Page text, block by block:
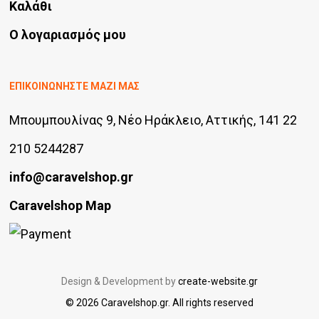
Καλάθι
Ο λογαριασμός μου
ΕΠΙΚΟΙΝΩΝΗΣΤΕ ΜΑΖΙ ΜΑΣ
Μπουμπουλίνας 9, Νέο Ηράκλειο, Αττικής, 141 22
210 5244287
info@caravelshop.gr
Caravelshop Map
Design & Development bycreate-website.gr
© 2026 Caravelshop.gr. All rights reserved